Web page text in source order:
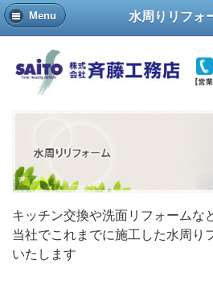
Menu 水周りリフォ
キッチン交換や洗面リフォームな
当社でこれまでに施工した水周り
いたします